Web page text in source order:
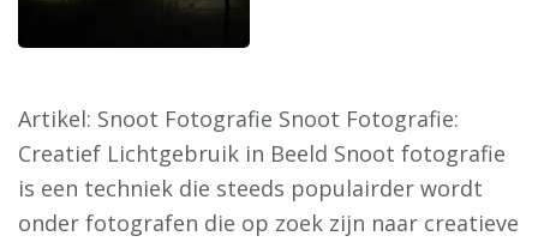
Artikel: Snoot Fotografie Snoot Fotografie:
Creatief Lichtgebruik in Beeld Snoot fotografie
is een techniek die steeds populairder wordt
onder fotografen die op zoek zijn naar creatieve